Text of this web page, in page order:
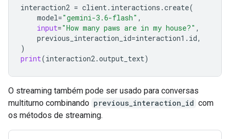
interaction2 = client. interactions .create(
model="gemini-3.6-flash" ,
input="How many paws are in my house?" ,
previous_interaction_id=interaction1 . id,
)
print(interaction2.output_text)
O streaming também pode ser usado para conversas
multiturno combinando previous_interaction_id com
os métodos de streaming.